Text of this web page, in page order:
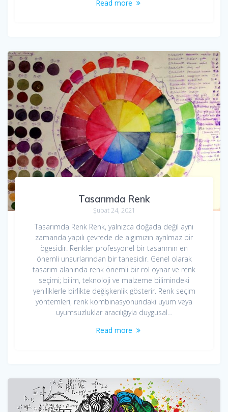
Read more
Tasarımda Renk
Şubat 24, 2021
Tasarımda Renk Renk, yalnızca doğada değil aynı
zamanda yapılı çevrede de algımızın ayrılmaz bir
ögesidir. Renkler profesyonel bir tasarımın en
önemli unsurlarından bir tanesidir. Genel olarak
tasarım alanında renk önemli bir rol oynar ve renk
seçimi; bilim, teknoloji ve malzeme bilimindeki
yeniliklerle birlikte değişkenlik gösterir. Renk seçim
yöntemleri, renk kombinasyonundaki uyum veya
uyumsuzluklar aracılığıyla duygusal…
Read more